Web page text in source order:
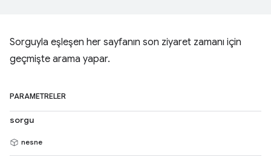
Sorguyla eşleşen her sayfanın son ziyaret zamanı için
geçmişte arama yapar.
PARAMETRELER
sorgu
nesne